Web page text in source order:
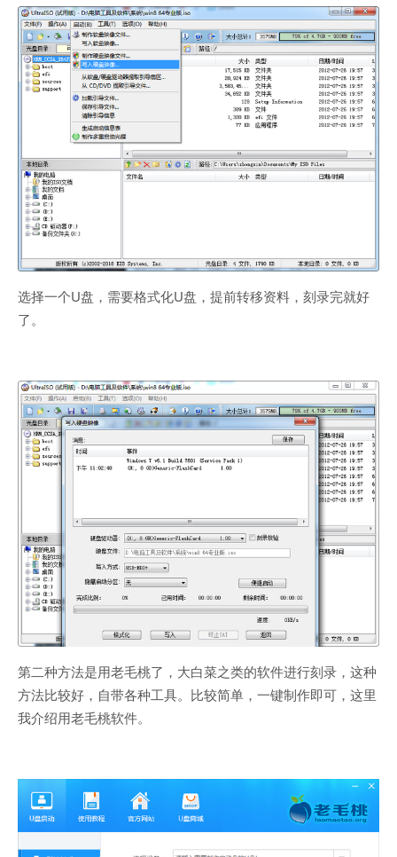
选择一个U盘，需要格式化U盘，提前转移资料，刻录完就好
了。
第二种方法是用老毛桃了，大白菜之类的软件进行刻录，这种
方法比较好，自带各种工具。比较简单，一键制作即可，这里
我介绍用老毛桃软件。